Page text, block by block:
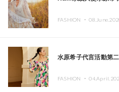
FASHION ・
水原希子代言活動第
FASHION ・